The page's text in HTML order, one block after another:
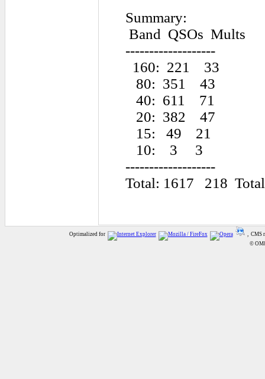
Summary:
Band QSOs Mults
-------------------
160: 221 33
80: 351 43
40: 611 71
20: 382 47
15: 49 21
10: 3 3
-------------------
Total: 1617 218 Total
Optimalized for
, CMS
©